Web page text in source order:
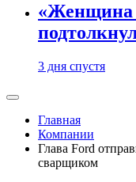
«Женщина
3 дня спустя
Главная
Компании
Глава Ford
сварщиком